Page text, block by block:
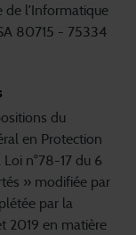
de l’Informatique
80715 - 75334
du
en Protection
n°78-17 du 6
» modifiée par
par la
2019 en matière